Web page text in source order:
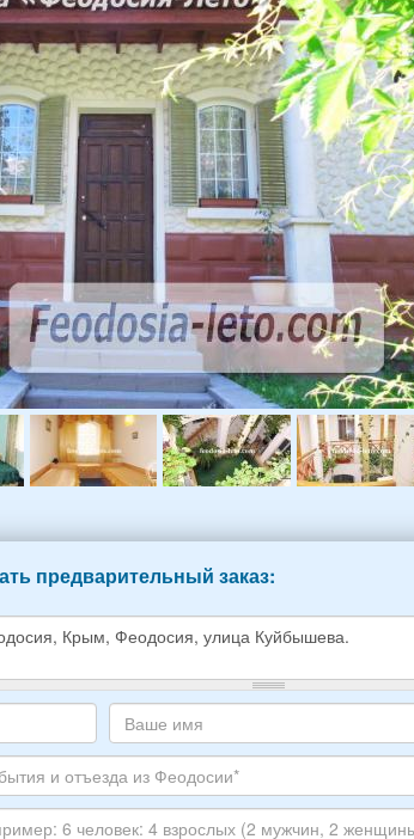
предварительный заказ:
Ваше
имя